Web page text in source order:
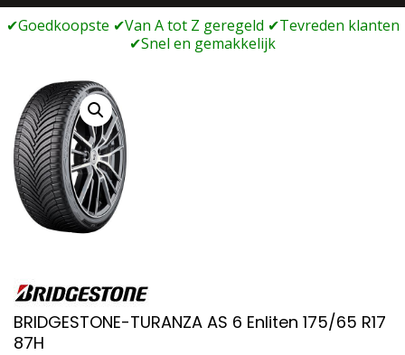
voor
BRIDGESTONE-TURANZA AS 6 Enliten 175/65 R17
87H